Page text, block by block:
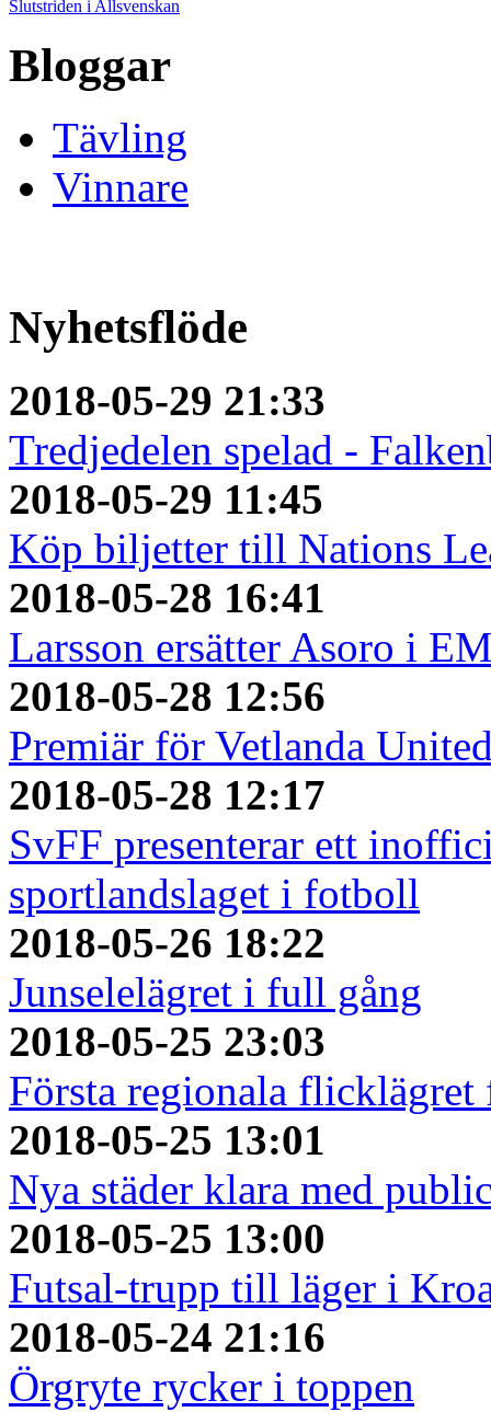
Slutstriden i Allsvenskan
Bloggar
Tävling
Vinnare
Nyhetsflöde
2018-05-29 21:33
Tredjedelen spelad -
2018-05-29 11:45
Köp biljetter till Nations
2018-05-28 16:41
Larsson ersätter Asoro i
2018-05-28 12:56
Premiär för Vetlanda
2018-05-28 12:17
SvFF presenterar ett
sportlandslaget i fotboll
2018-05-26 18:22
Junselelägret i full gång
2018-05-25 23:03
Första regionala
2018-05-25 13:01
Nya städer klara med
2018-05-25 13:00
Futsal-trupp till läger i
2018-05-24 21:16
Örgryte rycker i toppen